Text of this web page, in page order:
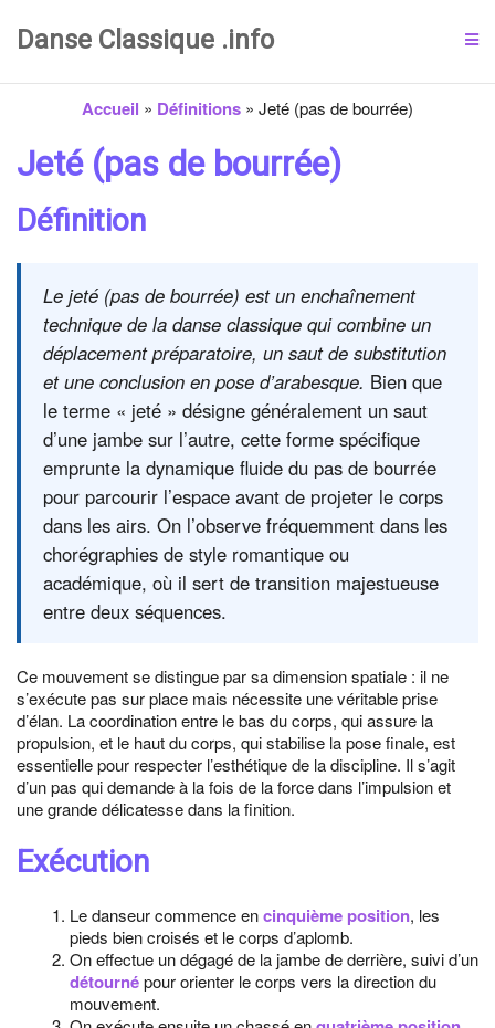
Danse Classique .info
Accueil » Définitions » Jeté (pas de bourrée)
Jeté (pas de bourrée)
Définition
Le jeté (pas de bourrée) est un enchaînement
technique de la danse classique qui combine un
déplacement préparatoire, un saut de substitution
et une conclusion en pose d’arabesque. Bien que
le terme « jeté » désigne généralement un saut
d’une jambe sur l’autre, cette forme spécifique
emprunte la dynamique fluide du pas de bourrée
pour parcourir l’espace avant de projeter le corps
dans les airs. On l’observe fréquemment dans les
chorégraphies de style romantique ou
académique, où il sert de transition majestueuse
entre deux séquences.
Ce mouvement se distingue par sa dimension spatiale : il ne
s’exécute pas sur place mais nécessite une véritable prise
d’élan. La coordination entre le bas du corps, qui assure la
propulsion, et le haut du corps, qui stabilise la pose finale, est
essentielle pour respecter l’esthétique de la discipline. Il s’agit
d’un pas qui demande à la fois de la force dans l’impulsion et
une grande délicatesse dans la finition.
Exécution
Le danseur commence encinquième position, les
pieds bien croisés et le corps d’aplomb.
On effectue un dégagé de la jambe de derrière, suivi d’un
détournépour orienter le corps vers la direction du
mouvement.